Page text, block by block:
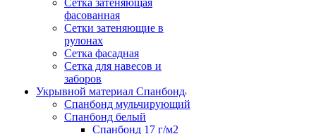
Сетка затеняющая
фасованная
Сетки затеняющие в
рулонах
Сетка фасадная
Сетка для навесов и
заборов
Укрывной материал Спанбонд
Спанбонд мульчирующий
Спанбонд белый
Спанбонд 17 г/м2